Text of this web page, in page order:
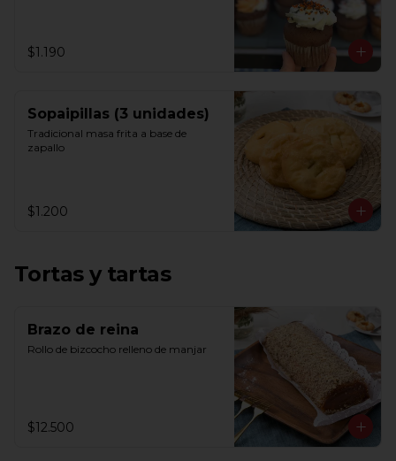
$1.190
Sopaipillas (3 unidades)
Tradicional masa frita a base de
zapallo
$1.200
Tortas y tartas
Brazo de reina
Rollo de bizcocho relleno de manjar
$12.500